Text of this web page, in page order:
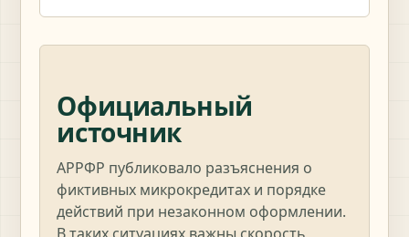
Официальный
источник
АРРФР публиковало разъяснения о
фиктивных микрокредитах и порядке
действий при незаконном оформлении.